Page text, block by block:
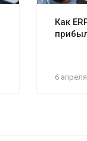
Как
6